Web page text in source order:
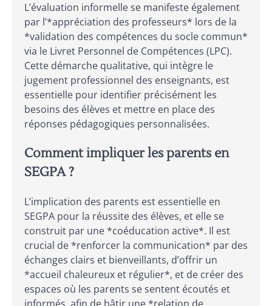
L’évaluation informelle se manifeste également
par l’*appréciation des professeurs* lors de la
*validation des compétences du socle commun*
via le Livret Personnel de Compétences (LPC).
Cette démarche qualitative, qui intègre le
jugement professionnel des enseignants, est
essentielle pour identifier précisément les
besoins des élèves et mettre en place des
réponses pédagogiques personnalisées.
Comment impliquer les parents en
SEGPA ?
L’implication des parents est essentielle en
SEGPA pour la réussite des élèves, et elle se
construit par une *coéducation active*. Il est
crucial de *renforcer la communication* par des
échanges clairs et bienveillants, d’offrir un
*accueil chaleureux et régulier*, et de créer des
espaces où les parents se sentent écoutés et